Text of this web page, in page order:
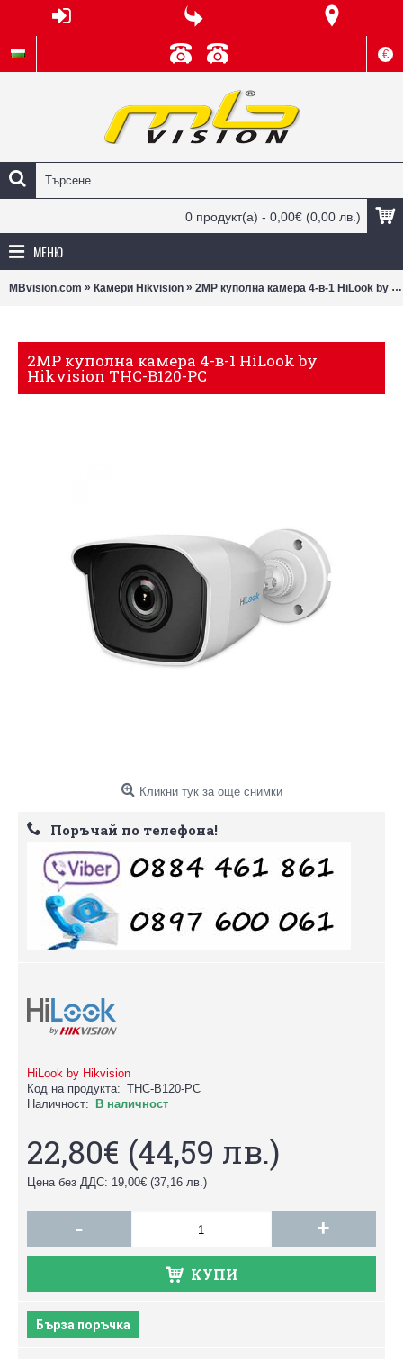
€
0 продукт(а) - 0,00€ (0,00 лв.)
МЕНЮ
MBvision.com » Камери Hikvision » 2MP куполна камера 4-в-1 HiLook by Hikvision THC-B120-PC
2MP куполна камера 4-в-1 HiLook by
Hikvision THC-B120-PC
Кликни тук за още снимки
Поръчай по телефона!
HiLook by Hikvision
Код на продукта: THC-B120-PC
Наличност:
В наличност
22,80€ (44,59 лв.)
Цена без ДДС: 19,00€ (37,16 лв.)
- +
КУПИ
Бърза поръчка